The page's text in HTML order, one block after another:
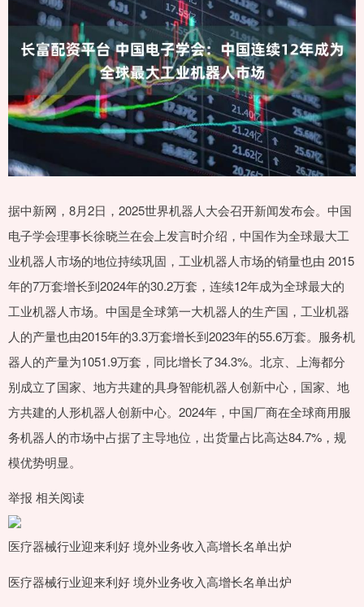
据中新网，8月2日，2025世界机器人大会召开新闻发布会。中国
电子学会理事长徐晓兰在会上发言时介绍，中国作为全球最大工
业机器人市场的地位持续巩固，工业机器人市场的销量也由 2015
年的7万套增长到2024年的30.2万套，连续12年成为全球最大的
工业机器人市场。中国是全球第一大机器人的生产国，工业机器
人的产量也由2015年的3.3万套增长到2023年的55.6万套。服务机
器人的产量为1051.9万套，同比增长了34.3%。北京、上海都分
别成立了国家、地方共建的具身智能机器人创新中心，国家、地
方共建的人形机器人创新中心。2024年，中国厂商在全球商用服
务机器人的市场中占据了主导地位，出货量占比高达84.7%，规
模优势明显。
举报 相关阅读
医疗器械行业迎来利好 境外业务收入高增长名单出炉
医疗器械行业迎来利好 境外业务收入高增长名单出炉